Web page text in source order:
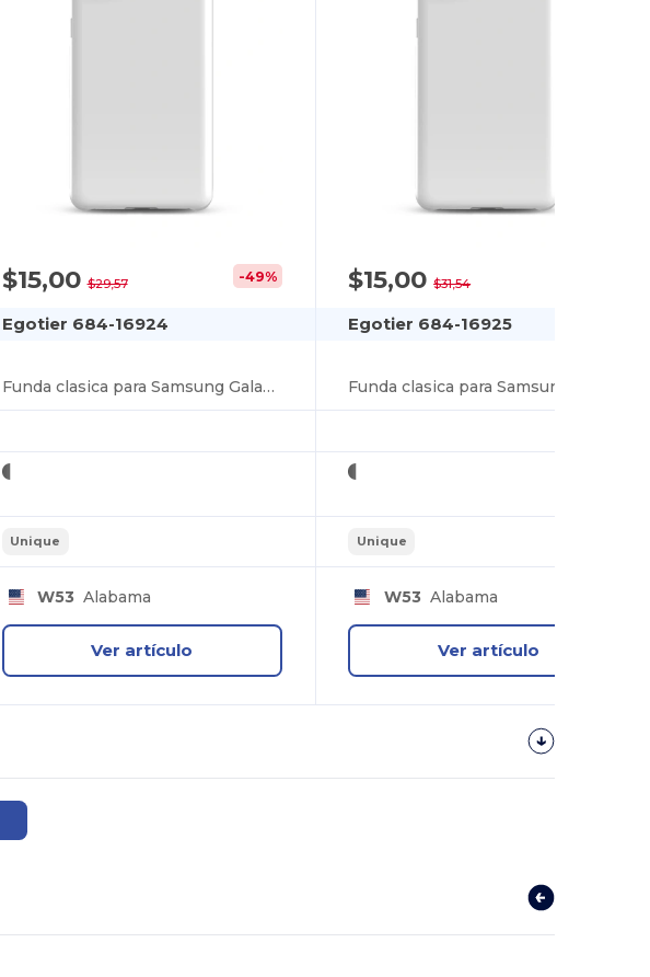
$15,00$29,57 -49%
Egotier 684-16924
Funda clasica para Samsung Galaxy S20
Unique
W53 Alabama
Ver artículo
$15,00$31,54
Egotier 684-16925
Unique
W53 Alabama
Ver artículo